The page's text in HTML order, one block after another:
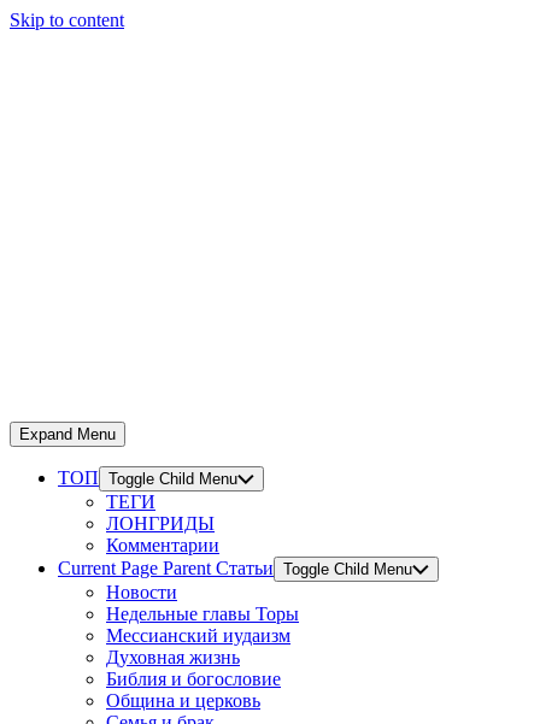
Skip to content
Expand Menu
ТОП Toggle Child Menu
ТЕГИ
ЛОНГРИДЫ
Комментарии
Current Page Parent Статьи Toggle Child Menu
Новости
Недельные главы Торы
Мессианский иудаизм
Духовная жизнь
Библия и богословие
Община и церковь